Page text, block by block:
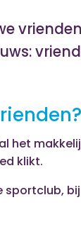
het
klikt.